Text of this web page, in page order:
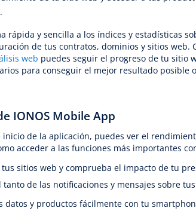
rápida y sencilla a los índices y estadísticas
de tus contratos, dominios y sitios web.
web puedes seguir el progreso de tu sitio
para conseguir el mejor resultado posible
IONOS Mobile App
inicio de la aplicación, puedes ver el
acceder a las funciones más importantes
tus sitios web y comprueba el impacto de tu
tanto de las notificaciones y mensajes sobre
datos y productos fácilmente con tu